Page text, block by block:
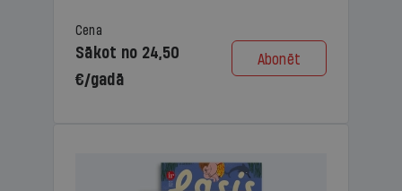
Cena
Sākot no 24,50
€/gadā
Abonēt